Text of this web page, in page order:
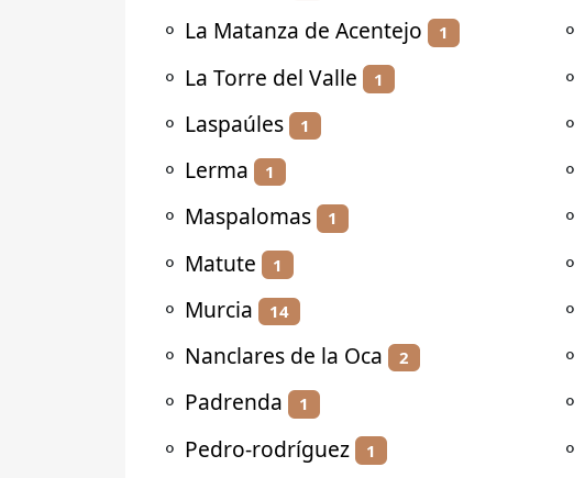
⚬ La Matanza de Acentejo 1
⚬ La Torre del Valle 1
⚬ Laspaúles 1
⚬ Lerma 1
⚬ Maspalomas 1
⚬ Matute 1
⚬ Murcia 14
⚬ Nanclares de la Oca 2
⚬ Padrenda 1
⚬ Pedro-rodríguez 1
⚬
⚬
⚬
⚬
⚬
⚬
⚬
⚬
⚬
⚬